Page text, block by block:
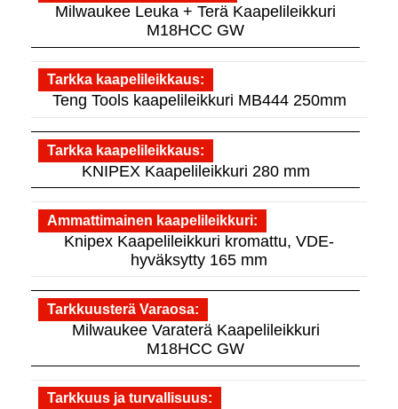
Milwaukee Leuka + Terä Kaapelileikkuri
M18HCC GW
Tarkka kaapelileikkaus
Teng Tools kaapelileikkuri MB444 250mm
Tarkka kaapelileikkaus
KNIPEX Kaapelileikkuri 280 mm
Ammattimainen kaapelileikkuri
Knipex Kaapelileikkuri kromattu, VDE-
hyväksytty 165 mm
Tarkkuusterä Varaosa
Milwaukee Varaterä Kaapelileikkuri
M18HCC GW
Tarkkuus ja turvallisuus